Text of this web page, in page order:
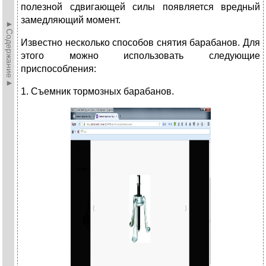
►Содержание►
полезной сдвигающей силы появляется вредный
замедляющий момент.
Известно несколько способов снятия барабанов. Для
этого можно использовать следующие
приспособления:
1. Съемник тормозных барабанов.